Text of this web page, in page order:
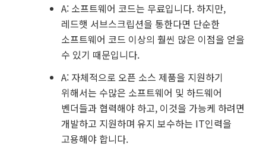
A: 소프트웨어 코드는 무료입니다. 하지만,
레드햇 서브스크립션을 통한다면 단순한
소프트웨어 코드 이상의 훨씬 많은 이점을 얻을
수 있기 때문입니다.
A: 자체적으로 오픈 소스 제품을 지원하기
위해서는 수많은 소프트웨어 및 하드웨어
벤더들과 협력해야 하고, 이것을 가능케 하려면
개발하고 지원하며 유지 보수하는 IT인력을
고용해야 합니다.